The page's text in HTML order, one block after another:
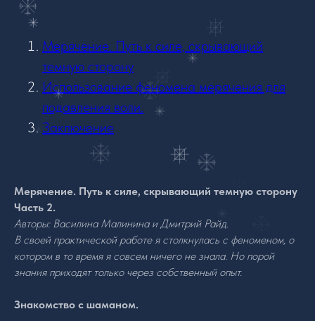
Мерячение. Путь к силе, скрывающий
темную сторону
Использование феномена мерячения для
подавления воли.
Заключение
Мерячение. Путь к силе, скрывающий темную сторону
Часть 2.
Авторы: Василина Малинина и Дмитрий Райд.
В своей практической работе я столкнулась с феноменом, о
котором в то время я совсем ничего не знала. Но порой
знания приходят только через собственный опыт.
Знакомство с шаманом.